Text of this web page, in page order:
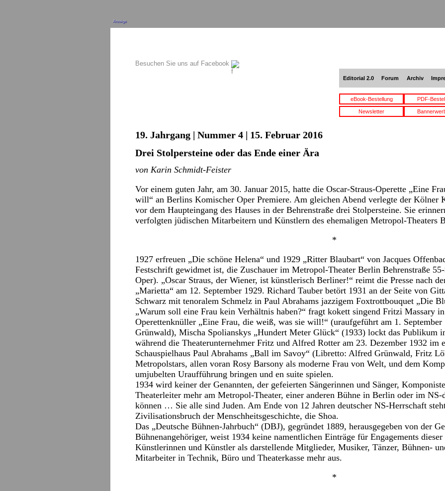
Anzeige
Besuchen Sie uns auf Facebook
Editorial 2.0 Forum Archiv
eBook-Bestellung PDF-
Newsletter
19. Jahrgang | Nummer 4 | 15. Februar 2016
Drei Stolpersteine oder das Ende einer Ära
von Karin Schmidt-Feister
Vor einem guten Jahr, am 30. Januar 2015, hatte die Oscar-Straus-Operette „Eine
will“ an Berlins Komischer Oper Premiere. Am gleichen Abend verlegte der Kölner
vor dem Haupteingang des Hauses in der Behrenstraße drei Stolpersteine. Sie
verfolgten jüdischen Mitarbeitern und Künstlern des ehemaligen Metropol-Theaters
*
1927 erfreuen „Die schöne Helena“ und 1929 „Ritter Blaubart“ von Jacques
Festschrift gewidmet ist, die Zuschauer im Metropol-Theater Berlin Behrenstraße
Oper). „Oscar Straus, der Wiener, ist künstlerisch Berliner!“ reimt die Presse nach
„Marietta“ am 12. September 1929. Richard Tauber betört 1931 an der Seite von
Schwarz mit tenoralem Schmelz in Paul Abrahams jazzigem Foxtrottbouquet „Die
„Warum soll eine Frau kein Verhältnis haben?“ fragt kokett singend Fritzi Massary in
Operettenknüller „Eine Frau, die weiß, was sie will!“ (uraufgeführt am 1.
Grünwald), Mischa Spolianskys „Hundert Meter Glück“ (1933) lockt das Publikum
während die Theaterunternehmer Fritz und Alfred Rotter am 23. Dezember 1932 im
Schauspielhaus Paul Abrahams „Ball im Savoy“ (Libretto: Alfred Grünwald, Fritz
Metropolstars, allen voran Rosy Barsony als moderne Frau von Welt, und dem
umjubelten Uraufführung bringen und en suite spielen.
1934 wird keiner der Genannten, der gefeierten Sängerinnen und Sänger,
Theaterleiter mehr am Metropol-Theater, einer anderen Bühne in Berlin oder im NS-
können … Sie alle sind Juden. Am Ende von 12 Jahren deutscher NS-Herrschaft
Zivilisationsbruch der Menschheitsgeschichte, die Shoa.
Das „Deutsche Bühnen-Jahrbuch“ (DBJ), gegründet 1889, herausgegeben von der
Bühnenangehöriger, weist 1934 keine namentlichen Einträge für Engagements
Künstlerinnen und Künstler als darstellende Mitglieder, Musiker, Tänzer, Bühnen-
Mitarbeiter in Technik, Büro und Theaterkasse mehr aus.
*